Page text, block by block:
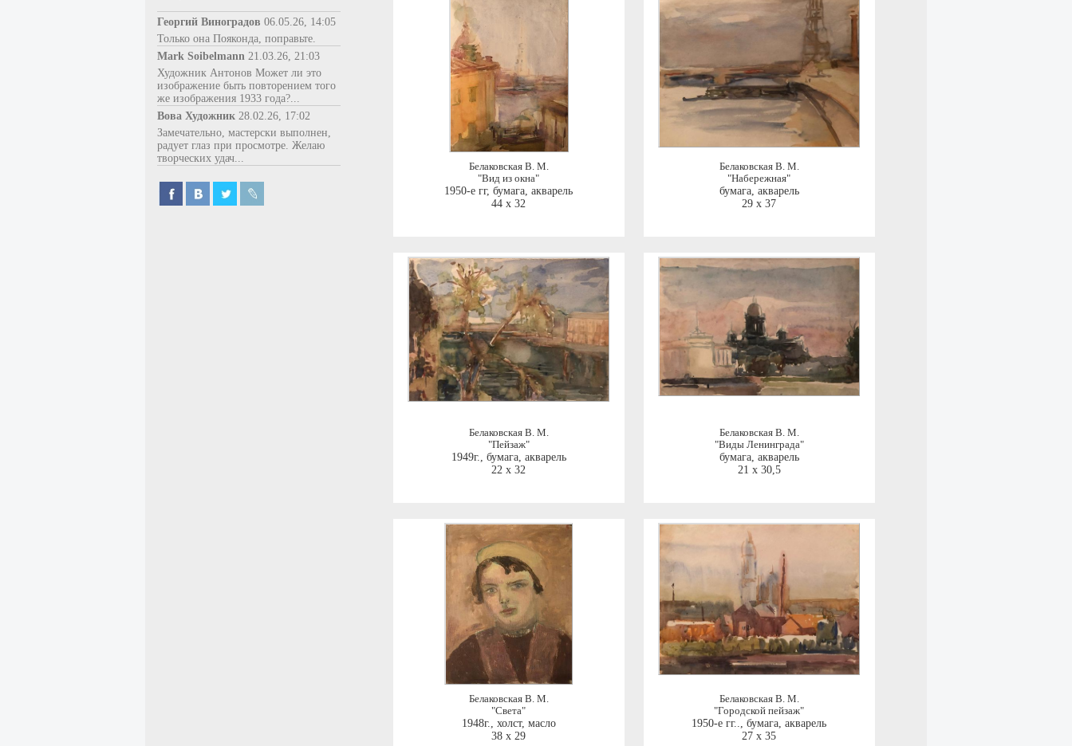
Георгий Виноградов 06.05.26, 14:05
Только она Пояконда, поправьте.
Mark Soibelmann 21.03.26, 21:03
Художник Антонов Может ли это
изображение быть повторением того
же изображения 1933 года?...
Вова Художник 28.02.26, 17:02
Замечательно, мастерски выполнен,
радует глаз при просмотре. Желаю
творческих удач...
Белаковская В. М.
"Вид из окна"
1950-е гг, бумага, акварель
44 x 32
Белаковская В. М.
"Набережная"
бумага, акварель
29 x 37
Белаковская В. М.
"Пейзаж"
1949г., бумага, акварель
22 x 32
Белаковская В. М.
"Виды Ленинграда"
бумага, акварель
21 x 30,5
Белаковская В. М.
"Света"
1948г., холст, масло
38 x 29
Белаковская В. М.
"Городской пейзаж"
1950-е гг.., бумага, акварель
27 x 35